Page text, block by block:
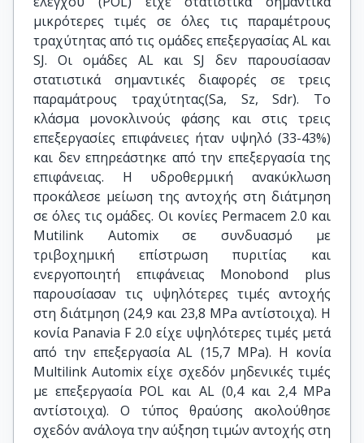
μικρότερες τιμές σε όλες τις παραμέτρους
τραχύτητας από τις ομάδες επεξεργασίας AL και
SJ. Οι ομάδες AL και SJ δεν παρουσίασαν
στατιστικά σημαντικές διαφορές σε τρεις
παραμάτρους τραχύτητας(Sa, Sz, Sdr). Το
κλάσμα μονοκλινούς φάσης και στις τρεις
επεξεργασίες επιφάνειες ήταν υψηλό (33-43%)
και δεν επηρεάστηκε από την επεξεργασία της
επιφάνειας. Η υδροθερμική ανακύκλωση
προκάλεσε μείωση της αντοχής στη διάτμηση
σε όλες τις ομάδες. Οι κονίες Permacem 2.0 και
Mutilink Automix σε συνδυασμό με
τριβοχημική επίστρωση πυριτίας και
ενεργοποιητή επιφάνειας Monobond plus
παρουσίασαν τις υψηλότερες τιμές αντοχής
στη διάτμηση (24,9 και 23,8 MPa αντίστοιχα). Η
κονία Panavia F 2.0 είχε υψηλότερες τιμές μετά
από την επεξεργασία AL (15,7 MPa). Η κονία
Multilink Automix είχε σχεδόν μηδενικές τιμές
με επεξεργασία POL και AL (0,4 και 2,4 MPa
αντίστοιχα). Ο τύπος θραύσης ακολούθησε
σχεδόν ανάλογα την αύξηση τιμών αντοχής στη